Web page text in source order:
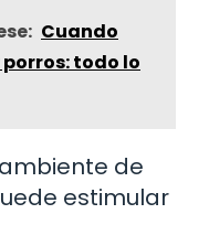
Cuando
todo lo
de
estimular